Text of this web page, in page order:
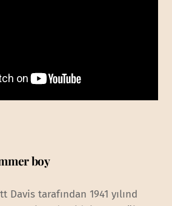
boy
Davis tarafından 1941 yılınd